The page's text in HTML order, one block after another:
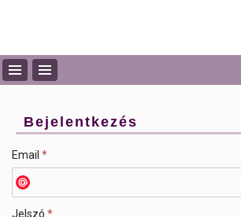
Bejelentkezés
Email *
Jelszó *